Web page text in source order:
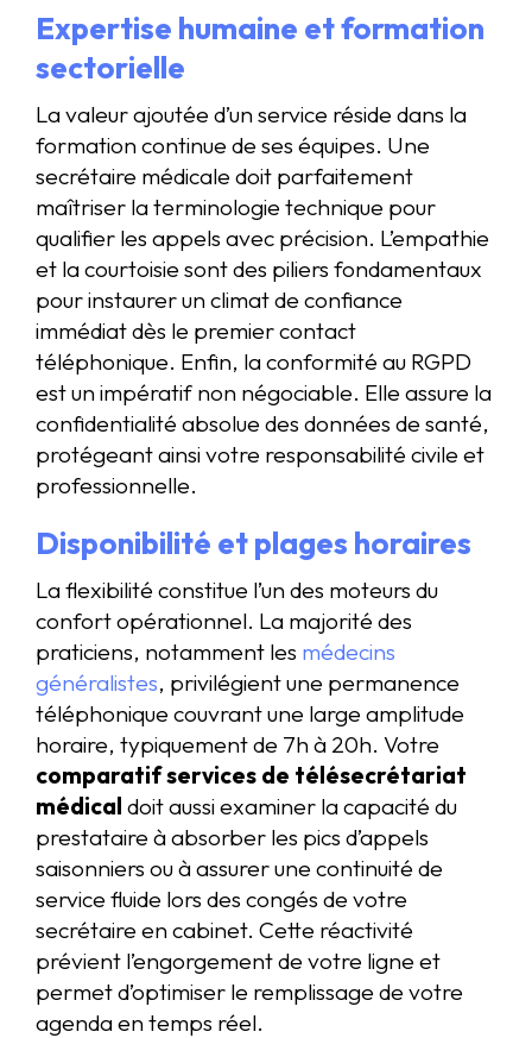
Expertise humaine et formation
sectorielle
La valeur ajoutée d’un service réside dans la
formation continue de ses équipes. Une
secrétaire médicale doit parfaitement
maîtriser la terminologie technique pour
qualifier les appels avec précision. L’empathie
et la courtoisie sont des piliers fondamentaux
pour instaurer un climat de confiance
immédiat dès le premier contact
téléphonique. Enfin, la conformité au RGPD
est un impératif non négociable. Elle assure la
confidentialité absolue des données de santé,
protégeant ainsi votre responsabilité civile et
professionnelle.
Disponibilité et plages horaires
La flexibilité constitue l’un des moteurs du
confort opérationnel. La majorité des
praticiens, notamment les médecins
généralistes, privilégient une permanence
téléphonique couvrant une large amplitude
horaire, typiquement de 7h à 20h. Votre
comparatif services de télésecrétariat
médical doit aussi examiner la capacité du
prestataire à absorber les pics d’appels
saisonniers ou à assurer une continuité de
service fluide lors des congés de votre
secrétaire en cabinet. Cette réactivité
prévient l’engorgement de votre ligne et
permet d’optimiser le remplissage de votre
agenda en temps réel.